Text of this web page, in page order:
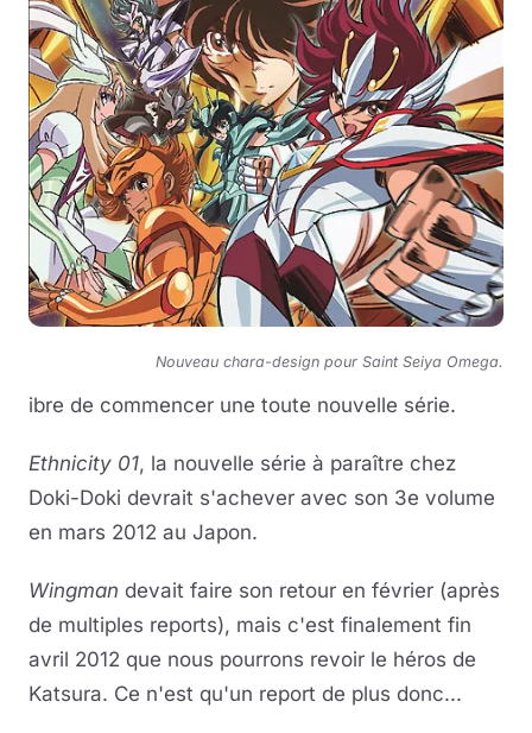
Nouveau chara-design pour Saint Seiya Omega.
ibre de commencer une toute nouvelle série.
Ethnicity 01, la nouvelle série à paraître chez
Doki-Doki devrait s'achever avec son 3e volume
en mars 2012 au Japon.
Wingman devait faire son retour en février (après
de multiples reports), mais c'est finalement fin
avril 2012 que nous pourrons revoir le héros de
Katsura. Ce n'est qu'un report de plus donc...